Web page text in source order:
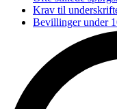
Krav til
Bevillinger under
Hvornår kræver